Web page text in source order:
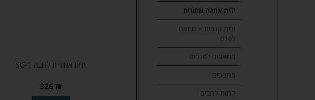
ידית אחורית לרובה SG-1
326 ₪
ידית אחיזה אחורית
ידית קדמית + מתאם
לפנס
מתאמים לפנסים
מתפסים
קתות לרובים